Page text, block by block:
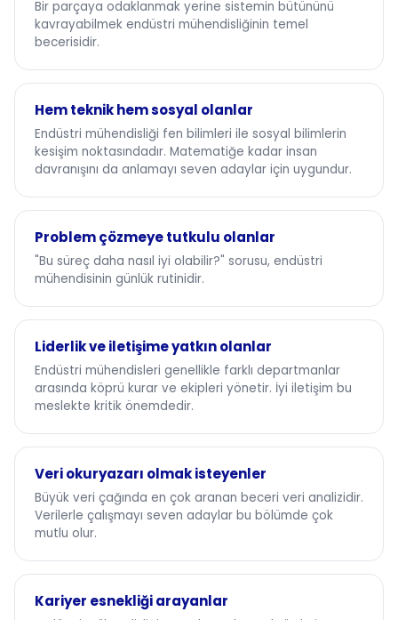
Bir parçaya odaklanmak yerine sistemin bütününü
kavrayabilmek endüstri mühendisliğinin temel
becerisidir.
Hem teknik hem sosyal olanlar
Endüstri mühendisliği fen bilimleri ile sosyal bilimlerin
kesişim noktasındadır. Matematiğe kadar insan
davranışını da anlamayı seven adaylar için uygundur.
Problem çözmeye tutkulu olanlar
"Bu süreç daha nasıl iyi olabilir?" sorusu, endüstri
mühendisinin günlük rutinidir.
Liderlik ve iletişime yatkın olanlar
Endüstri mühendisleri genellikle farklı departmanlar
arasında köprü kurar ve ekipleri yönetir. İyi iletişim bu
meslekte kritik önemdedir.
Veri okuryazarı olmak isteyenler
Büyük veri çağında en çok aranan beceri veri analizidir.
Verilerle çalışmayı seven adaylar bu bölümde çok
mutlu olur.
Kariyer esnekliği arayanlar